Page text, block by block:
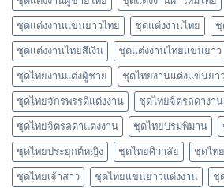
ชุดแต่งงานแขนยาวไทย ชุดแต่งงานไทย ชุ
ชุดแต่งงานไทยสีเงิน ชุดแต่งงานไทยแขนยาว
ชุดไทยงานแต่งผู้ชาย ชุดไทยงานแต่งแขนยา
ชุดไทยจักรพรรดิแต่งงาน ชุดไทยจิตรลดางา
ชุดไทยจิตรลดาแต่งงาน ชุดไทยบรมพิมาน
ชุดไทยประยุกต์หญิง ชุดไทยศิวาลัย ชุดไท
ชุดไทยเจ้าสาว ชุดไทยแขนยาวแต่งงาน ชุ